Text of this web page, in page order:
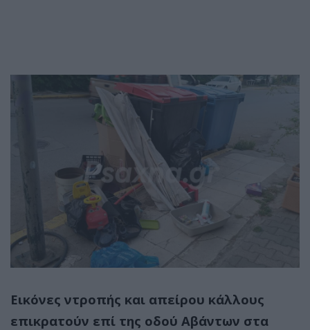
Εικόνες ντροπής και απείρου κάλλους
επικρατούν επί της οδού Αβάντων στα